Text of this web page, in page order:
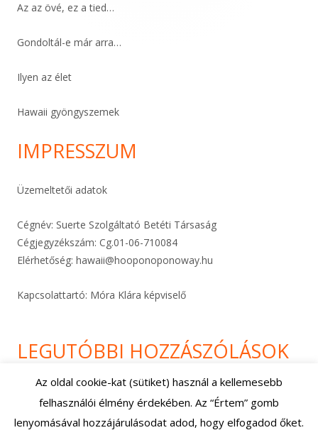
Az az övé, ez a tied…
Gondoltál-e már arra…
Ilyen az élet
Hawaii gyöngyszemek
IMPRESSZUM
Üzemeltetői adatok
Cégnév: Suerte Szolgáltató Betéti Társaság
Cégjegyzékszám: Cg.01-06-710084
Elérhetőség: hawaii@hooponoponoway.hu
Kapcsolattartó: Móra Klára képviselő
LEGUTÓBBI HOZZÁSZÓLÁSOK
Footer
UsingTiny Framework • Bejelentkezés
Az oldal cookie-kat (sütiket) használ a kellemesebb
felhasználói élmény érdekében. Az “Értem” gomb
lenyomásával hozzájárulásodat adod, hogy elfogadod őket.